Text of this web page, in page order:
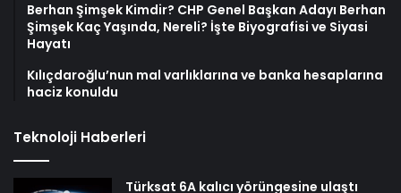
Berhan Şimşek Kimdir? CHP Genel Başkan Adayı Berhan
Şimşek Kaç Yaşında, Nereli? İşte Biyografisi ve Siyasi
Hayatı
Kılıçdaroğlu’nun mal varlıklarına ve banka hesaplarına
haciz konuldu
Teknoloji Haberleri
Türksat 6A kalıcı yörüngesine ulaştı